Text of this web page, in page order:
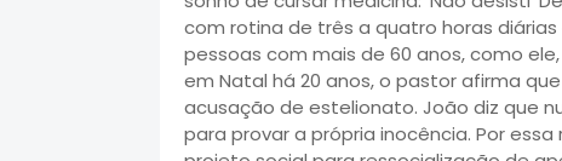
com rotina de três a quatro horas diárias
pessoas com mais de 60 anos, como
em Natal há 20 anos, o pastor afirma
acusação de estelionato. João diz que
para provar a própria inocência. Por